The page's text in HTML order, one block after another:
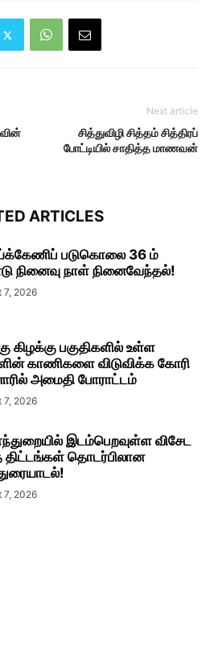
Next article
சித்துவிழி சித்தம் சித்திரப்
போட்டியில் சாதித்த மாணவன்
ARTICLES
படுகொலை 36 ம்
நினைவு நாள் நினைவேந்தல்!
7, 2026
கிழக்கு பகுதிகளில் உள்ள
காணிகளை விடுவிக்க கோரி
அமைதி போராட்டம்
7, 2026
இடம்பெறவுள்ள விசேட
திட்டங்கள் தொடர்பிலான
7, 2026